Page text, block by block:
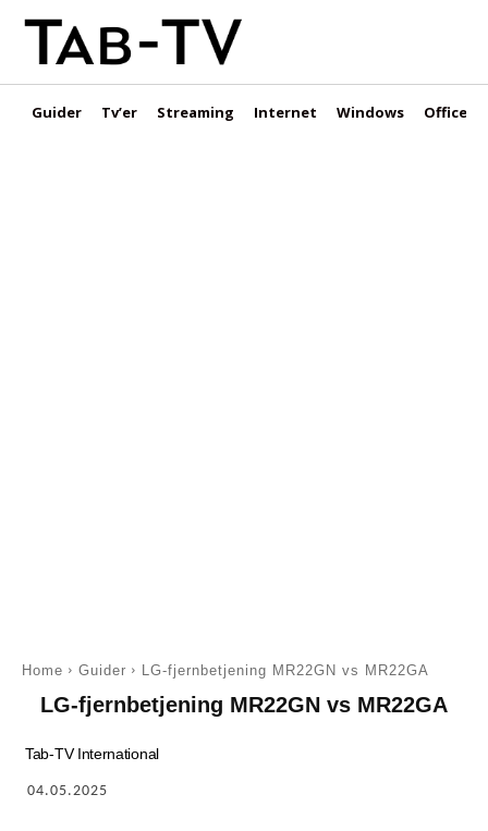
Guider Tv’er Streaming Internet Windows Office &
Home Guider LG-fjernbetjening MR22GN vs MR22GA
LG-fjernbetjening MR22GN vs MR22GA
Tab-TV International
04.05.2025